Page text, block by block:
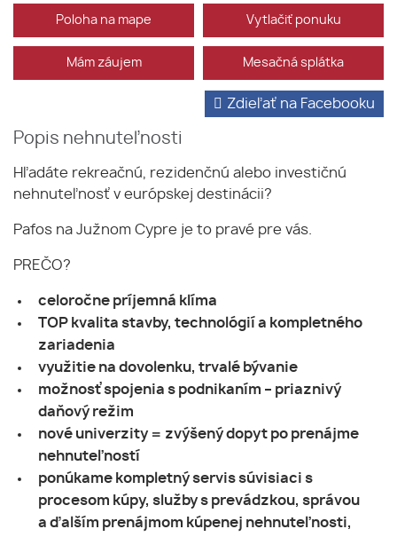
Poloha na mape Vytlačiť ponuku
Mám záujem Mesačná splátka
Popis nehnuteľnosti
Zdieľať na Facebooku
Hľadáte rekreačnú, rezidenčnú alebo investičnú
nehnuteľnosť v európskej destinácii?
Pafos na Južnom Cypre je to pravé pre vás.
PREČO?
celoročne príjemná klíma
TOP kvalita stavby, technológií a kompletného
zariadenia
využitie na dovolenku, trvalé bývanie
možnosť spojenia s podnikaním – priaznivý
daňový režim
nové univerzity = zvýšený dopyt po prenájme
nehnuteľností
ponúkame kompletný servis súvisiaci s
procesom kúpy, služby s prevádzkou, správou
a ďalším prenájmom kúpenej nehnuteľnosti,